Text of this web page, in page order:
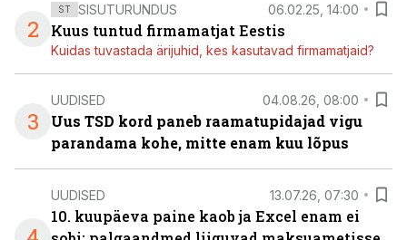
2
ST SISUTURUNDUS 06.02.25, 14:00
Kuus tuntud firmamatjat Eestis
Kuidas tuvastada ärijuhid, kes kasutavad firmamatjaid?
3
UUDISED 04.08.26, 08:00
Uus TSD kord paneb raamatupidajad vigu
parandama kohe, mitte enam kuu lõpus
UUDISED 13.07.26, 07:30
10. kuupäeva paine kaob ja Excel enam ei